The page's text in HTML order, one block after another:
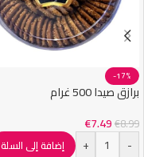
-17%
برازق صيدا 500 غرام
€8.99
€7.49
-
+ إضافة إلى السلة